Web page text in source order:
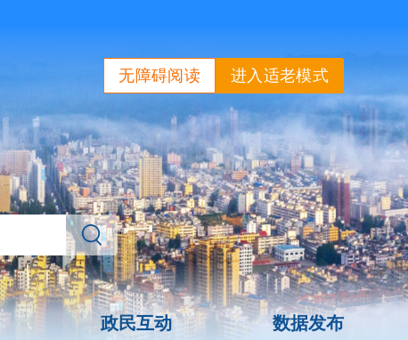
进入适老模式
无障碍阅读
政民互动 数据发布